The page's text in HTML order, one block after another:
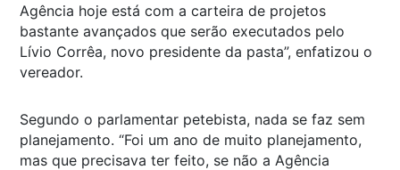
Agência hoje está com a carteira de projetos
bastante avançados que serão executados pelo
Lívio Corrêa, novo presidente da pasta”, enfatizou o
vereador.
Segundo o parlamentar petebista, nada se faz sem
planejamento. “Foi um ano de muito planejamento,
mas que precisava ter feito, se não a Agência